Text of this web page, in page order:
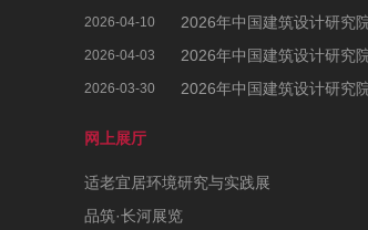
2026-04-10 2026年中国建筑设计研究
2026-04-03 2026年中国建筑设计研究
2026-03-30 2026年中国建筑设计研究
网上展厅
适老宜居环境研究与实践展
品筑·长河展览